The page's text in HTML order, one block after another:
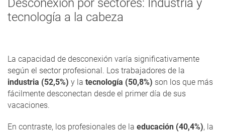
Desconexión por sectores: Industria y
tecnología a la cabeza
La capacidad de desconexión varía significativamente
según el sector profesional. Los trabajadores de la
industria (52,5%) y la tecnología (50,8%) son los que más
fácilmente desconectan desde el primer día de sus
vacaciones.
En contraste, los profesionales de la educación (40,4%), la